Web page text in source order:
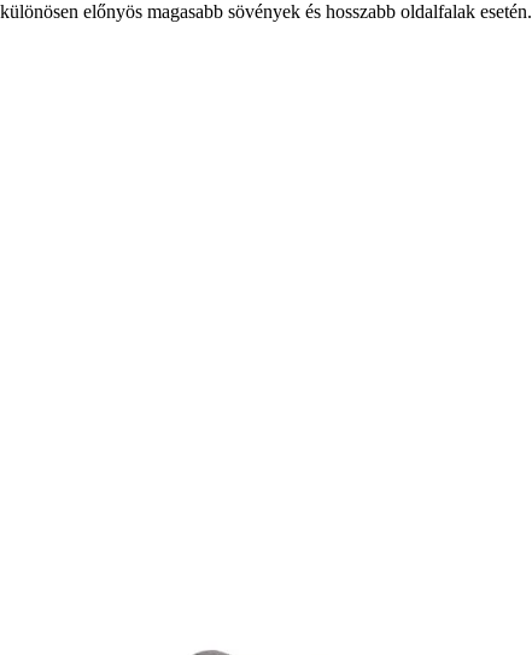
különösen előnyös magasabb sövények és hosszabb oldalfalak esetén.